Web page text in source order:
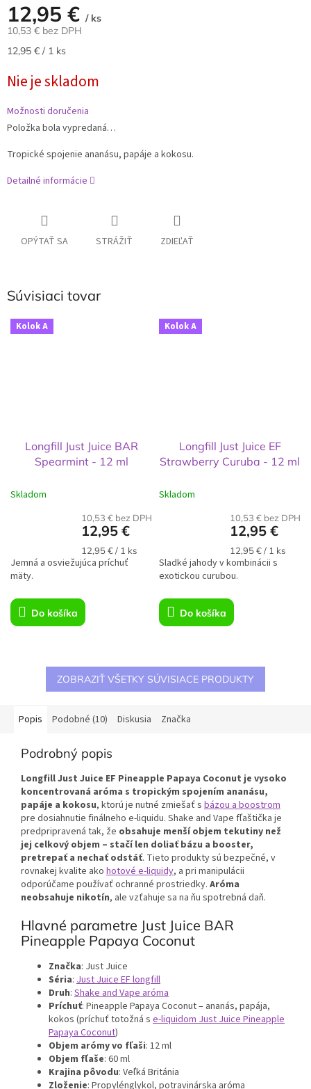
12,95 € / ks
10,53 € bez DPH
Jednotková
12,95 € / 1 ks
Nie je skladom
Možnosti doručenia
Položka bola vypredaná…
Tropické spojenie ananásu, papáje a kokosu.
Detailné informácie
OPÝTAŤ SA STRÁŽIŤ ZDIEĽAŤ
Súvisiaci tovar
Kolok A
Longfill Just Juice BAR
Spearmint - 12 ml
Skladom
10,53 € bez DPH
12,95 €
Jednotková
cena:
12,95 € / 1 ks
Do košíka
Jemná a osviežujúca príchuť
mäty.
Kolok A
Longfill Just Juice EF
Strawberry Curuba - 12 ml
Skladom
10,53 € bez DPH
12,95 €
Jednotková
cena:
12,95 € / 1 ks
Do košíka
Sladké jahody v kombinácii s
exotickou curubou.
ZOBRAZIŤ VŠETKY SÚVISIACE PRODUKTY
Popis Podobné (10) Diskusia Značka
Podrobný popis
Longfill Just Juice EF Pineapple Papaya Coconut je vysoko
koncentrovaná aróma s tropickým spojením ananásu,
papáje a kokosu, ktorú je nutné zmiešať s bázou a boostrom
pre dosiahnutie finálneho e-liquidu. Shake and Vape fľaštička je
predpripravená tak, že obsahuje menší objem tekutiny než
jej celkový objem – stačí len doliať bázu a booster,
pretrepať a nechať odstáť. Tieto produkty sú bezpečné, v
rovnakej kvalite ako hotové e-liquidy, a pri manipulácii
odporúčame používať ochranné prostriedky. Aróma
neobsahuje nikotín, ale vzťahuje sa na ňu spotrebná daň.
Hlavné parametre Just Juice BAR
Pineapple Papaya Coconut
Značka: Just Juice
Séria: Just Juice EF longfill
Druh: Shake and Vape aróma
Príchuť: Pineapple Papaya Coconut – ananás, papája,
kokos (príchuť totožná s e-liquidom Just Juice Pineapple
Papaya Coconut)
Objem arómy vo fľaši: 12 ml
Objem fľaše: 60 ml
Krajina pôvodu: Veľká Británia
Zloženie: Propylénglykol, potravinárska aróma